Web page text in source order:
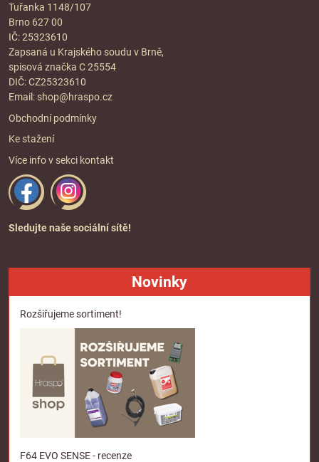
Tuřanka 1148/107
Brno 627 00
IČ: 25323610
Zapsaná u Krajského soudu v Brně,
spisová značka C 25554
DIČ: CZ25323610
Email: shop@hraspo.cz
Obchodní podmínky
Ke stažení
Více info v sekci kontakt
Sledujte naše sociální sítě!
Novinky
Rozšiřujeme sortiment!
F64 EVO SENSE - recenze